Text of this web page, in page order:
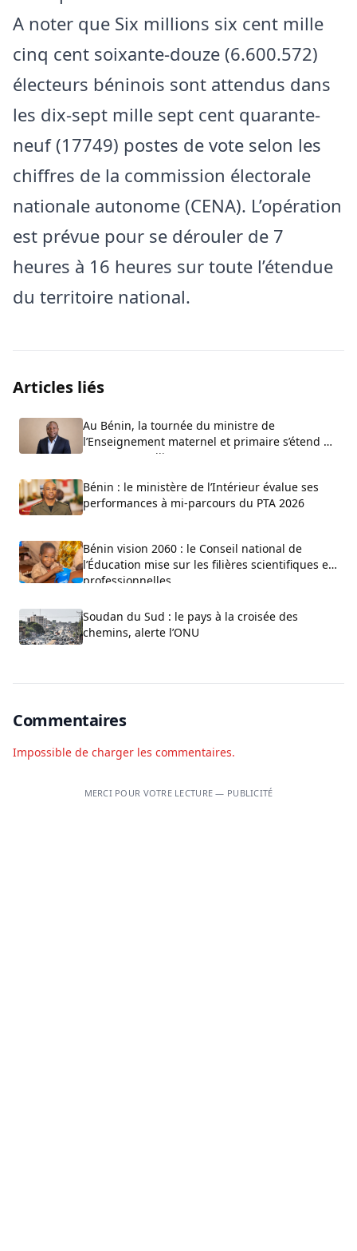
A noter que Six millions six cent mille
cinq cent soixante-douze (6.600.572)
électeurs béninois sont attendus dans
les dix-sept mille sept cent quarante-
neuf (17749) postes de vote selon les
chiffres de la commission électorale
nationale autonome (CENA). L’opération
est prévue pour se dérouler de 7
heures à 16 heures sur toute l’étendue
du territoire national.
Articles liés
Au Bénin, la tournée du ministre de
l’Enseignement maternel et primaire s’étend au
Zou et aux Collines
Bénin : le ministère de l’Intérieur évalue ses
performances à mi-parcours du PTA 2026
Bénin vision 2060 : le Conseil national de
l’Éducation mise sur les filières scientifiques et
professionnelles
Soudan du Sud : le pays à la croisée des
chemins, alerte l’ONU
Commentaires
Impossible de charger les commentaires.
MERCI POUR VOTRE LECTURE — PUBLICITÉ